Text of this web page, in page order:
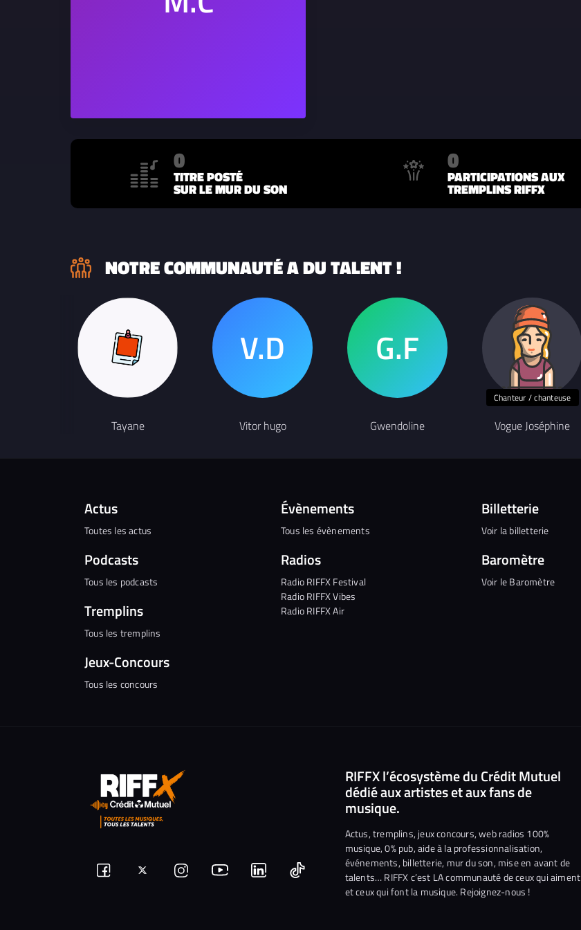
0
TITRE POSTÉ
SUR LE MUR DU SON
0
PARTICIPATIONS AUX
TREMPLINS RIFFX
NOTRE COMMUNAUTÉ A DU TALENT !
Tayane Vitor hugo Gwendoline
Chanteur / chanteuse
Vogue Joséphine
Actus
Toutes les actus
Podcasts
Tous les podcasts
Tremplins
Tous les tremplins
Jeux-Concours
Tous les concours
Évènements
Tous les évènements
Radios
Radio RIFFX Festival
Radio RIFFX Vibes
Radio RIFFX Air
Billetterie
Voir la billetterie
Baromètre
Voir le Baromètre
Suivez-Suivez-Nous
NousNous Nous
RIFFX l’écosystème du Crédit Mutuel
dédié aux artistes et aux fans de
musique.
Actus, tremplins, jeux concours, web radios 100%
musique, 0% pub, aide à la professionnalisation,
événements, billetterie, mur du son, mise en avant de
talents… RIFFX c’est LA communauté de ceux qui aiment
et ceux qui font la musique. Rejoignez-nous !